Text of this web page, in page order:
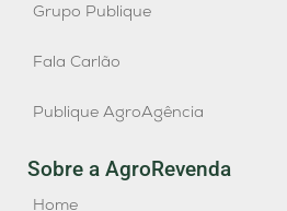
Grupo Publique
Fala Carlão
Publique AgroAgência
Sobre a AgroRevenda
Home